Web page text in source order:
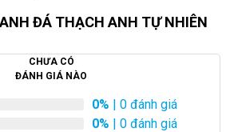
ĐÁ THẠCH ANH TỰ NHIÊN
CHƯA CÓ
ĐÁNH GIÁ NÀO
0% | 0 đánh giá
0% | 0 đánh giá